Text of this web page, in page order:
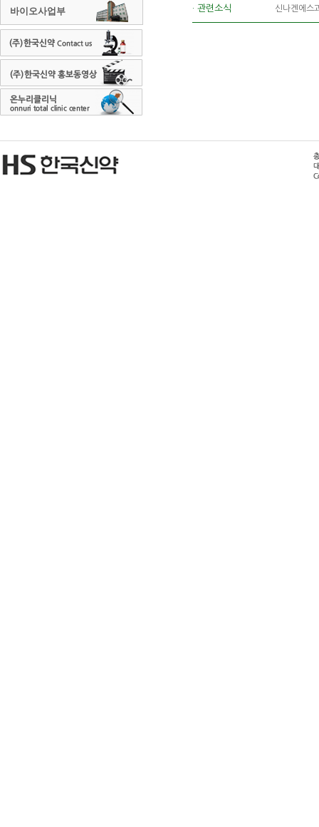
바이오사업부 · 관련소식 신나겐에스